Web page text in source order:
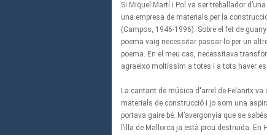
Si Miquel Martí i Pol va ser treballador
una empresa de materials per la
(Campos, 1946-1996). Sobre el fet de
poema vaig necessitar passar-lo per un
poema. En el meu cas, necessitava
agraeixo moltíssim a totes i a tots haver
La cantant de música d'arrel de Felanitx va
materials de construcció i jo som una
portava gaire bé. M’avergonyia que se
l’illa de Mallorca ja està prou destruïda. En